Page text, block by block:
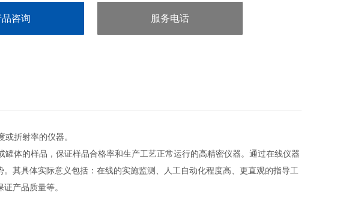
品咨询 服务电话
折射率的仪器。
体的样品，保证样品合格率和生产工艺正常运行的高精密仪器。通过在线仪器
其具体实际意义包括：在线的实施监测、人工自动化程度高、更直观的指导工
产品质量等。